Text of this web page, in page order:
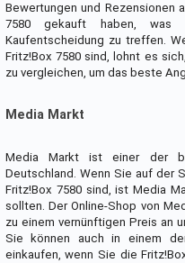
Bewertungen und Rezensionen
7580 gekauft haben,
Kaufentscheidung zu treffen.
Fritz!Box 7580 sind, lohnt es
zu vergleichen, um das beste
Media Markt
Media Markt ist einer der
Deutschland. Wenn Sie auf der
Fritz!Box 7580 sind, ist Media
sollten. Der Online-Shop von
zu einem vernünftigen Preis an
Sie können auch in einem
einkaufen, wenn Sie die